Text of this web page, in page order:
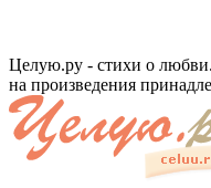
Целую.ру - стихи о
на произведения